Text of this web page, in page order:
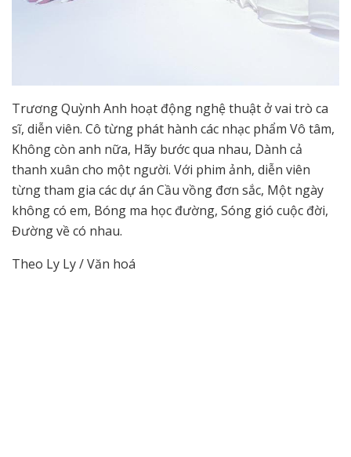
Trương Quỳnh Anh hoạt động nghệ thuật ở vai trò ca
sĩ, diễn viên. Cô từng phát hành các nhạc phẩm Vô tâm,
Không còn anh nữa, Hãy bước qua nhau, Dành cả
thanh xuân cho một người. Với phim ảnh, diễn viên
từng tham gia các dự án Cầu vồng đơn sắc, Một ngày
không có em, Bóng ma học đường, Sóng gió cuộc đời,
Đường về có nhau.
Theo Ly Ly / Văn hoá